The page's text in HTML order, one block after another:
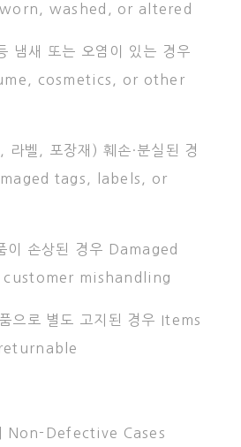
washed, or altered
냄새 또는 오염이 있는 경우
cosmetics, or other
라벨, 포장재) 훼손·분실된 경
tags, labels, or
이 손상된 경우 Damaged
customer mishandling
으로 별도 고지된 경우 Items
Non-Defective Cases